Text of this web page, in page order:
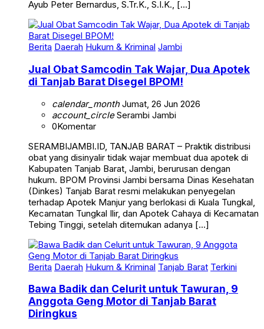
Berita Daerah Hukum & Kriminal
di Tanjab Barat Disegel BPOM!
account_circleSerambi Jambi
0Komentar
obat yang disinyalir tidak wajar membuat dua apotek di
Kabupaten Tanjab Barat, Jambi, berurusan dengan
hukum. BPOM Provinsi Jambi bersama Dinas Kesehatan
(Dinkes) Tanjab Barat resmi melakukan penyegelan
terhadap Apotek Manjur yang berlokasi di Kuala Tungkal,
Kecamatan Tungkal Ilir, dan Apotek Cahaya di Kecamatan
Tebing Tinggi, setelah ditemukan adanya […]
Berita Daerah Hukum & Kriminal Tanjab Barat
Anggota Geng Motor di Tanjab Barat
Diringkus